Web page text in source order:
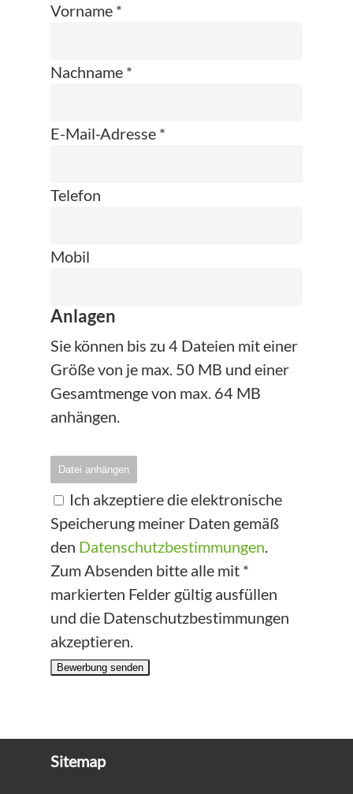
Vorname *
Nachname *
E-Mail-Adresse *
Telefon
Mobil
Anlagen
Sie können bis zu 4 Dateien mit einer
Größe von je max. 50 MB und einer
Gesamtmenge von max. 64 MB
anhängen.
Datei anhängen
Ich akzeptiere die elektronische
Speicherung meiner Daten gemäß
den Datenschutzbestimmungen.
Zum Absenden bitte alle mit *
markierten Felder gültig ausfüllen
und die Datenschutzbestimmungen
akzeptieren.
Bewerbung senden
Sitemap